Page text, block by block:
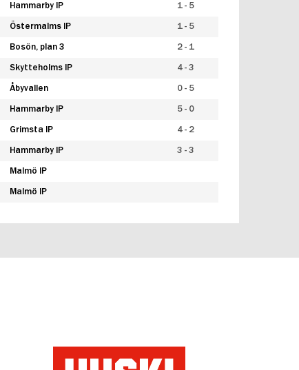
Hammarby IP 1 - 5
Östermalms IP 1 - 5
Bosön, plan 3 2 - 1
Skytteholms IP 4 - 3
Åbyvallen 0 - 5
Hammarby IP 5 - 0
Grimsta IP 4 - 2
Hammarby IP 3 - 3
Malmö IP
Malmö IP